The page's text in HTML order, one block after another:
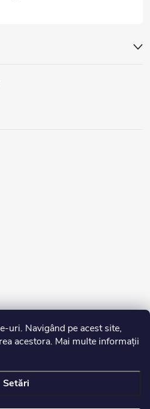
uri. Navigând pe acest site,
acestora. Mai multe informații
Setări